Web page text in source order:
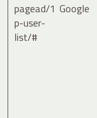
pagead/1
p-user-
list/#
Google